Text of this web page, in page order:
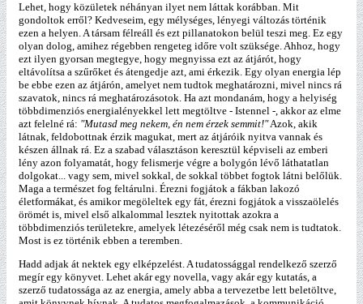
Lehet, hogy közületek néhányan ilyet nem láttak korábban. Mit
gondoltok erről? Kedveseim, egy mélységes, lényegi változás történik
ezen a helyen. A társam félreáll és ezt pillanatokon belül teszi meg. Ez egy
olyan dolog, amihez régebben rengeteg időre volt szüksége. Ahhoz, hogy
ezt ilyen gyorsan megtegye, hogy megnyissa ezt az átjárót, hogy
eltávolítsa a szűrőket és átengedje azt, ami érkezik. Egy olyan energia lép
be ebbe ezen az átjárón, amelyet nem tudtok meghatározni, mivel nincs rá
szavatok, nincs rá meghatározásotok. Ha azt mondanám, hogy a helyiség
többdimenziós energialényekkel lett megtöltve - Istennel -, akkor az elme
azt felelné rá: "Mutasd meg nekem, én nem érzek semmit!"Azok, akik
látnak, feldobottnak érzik magukat, mert az átjáróik nyitva vannak és
készen állnak rá. Ez a szabad választáson keresztül képviseli az emberi
lény azon folyamatát, hogy felismerje végre a bolygón lévő láthatatlan
dolgokat... vagy sem, mivel sokkal, de sokkal többet fogtok látni belőlük.
Maga a természet fog feltárulni. Érezni fogjátok a fákban lakozó
életformákat, és amikor megöleltek egy fát, érezni fogjátok a visszaölelés
örömét is, mivel első alkalommal lesztek nyitottak azokra a
többdimenziós területekre, amelyek létezéséről még csak nem is tudtatok.
Most is ez történik ebben a teremben.
Hadd adjak át nektek egy elképzelést. A tudatossággal rendelkező szerző
megír egy könyvet. Lehet akár egy novella, vagy akár egy kutatás, a
szerző tudatossága az az energia, amely abba a tervezetbe lett beletöltve,